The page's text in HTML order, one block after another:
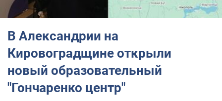
В Александрии на
Кировоградщине открыли
новый образовательный
"Гончаренко центр"